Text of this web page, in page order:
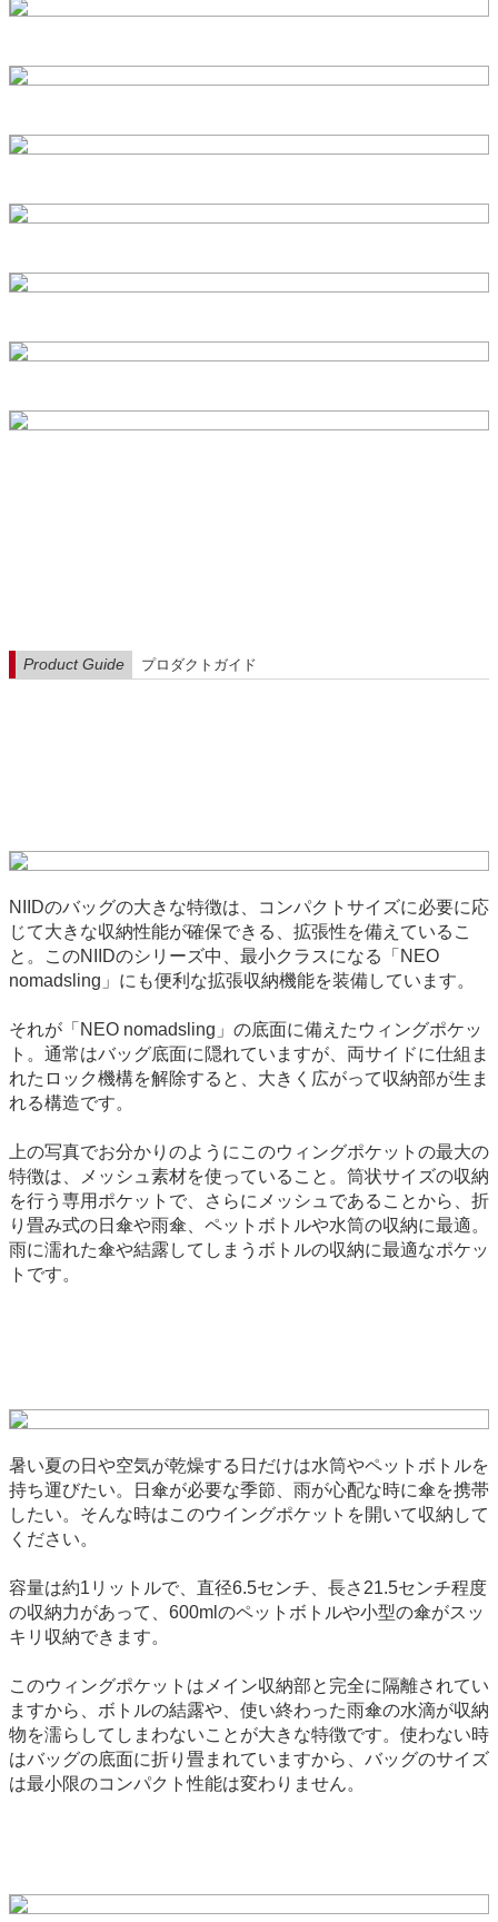
Product Guide プロダクトガイド
NIIDのバッグの大きな特徴は、コンパクトサイズに必要に応
じて大きな収納性能が確保できる、拡張性を備えているこ
と。このNIIDのシリーズ中、最小クラスになる「NEO
nomadsling」にも便利な拡張収納機能を装備しています。
それが「NEO nomadsling」の底面に備えたウィングポケッ
ト。通常はバッグ底面に隠れていますが、両サイドに仕組ま
れたロック機構を解除すると、大きく広がって収納部が生ま
れる構造です。
上の写真でお分かりのようにこのウィングポケットの最大の
特徴は、メッシュ素材を使っていること。筒状サイズの収納
を行う専用ポケットで、さらにメッシュであることから、折
り畳み式の日傘や雨傘、ペットボトルや水筒の収納に最適。
雨に濡れた傘や結露してしまうボトルの収納に最適なポケッ
トです。
暑い夏の日や空気が乾燥する日だけは水筒やペットボトルを
持ち運びたい。日傘が必要な季節、雨が心配な時に傘を携帯
したい。そんな時はこのウイングポケットを開いて収納して
ください。
容量は約1リットルで、直径6.5センチ、長さ21.5センチ程度
の収納力があって、600mlのペットボトルや小型の傘がスッ
キリ収納できます。
このウィングポケットはメイン収納部と完全に隔離されてい
ますから、ボトルの結露や、使い終わった雨傘の水滴が収納
物を濡らしてしまわないことが大きな特徴です。使わない時
はバッグの底面に折り畳まれていますから、バッグのサイズ
は最小限のコンパクト性能は変わりません。